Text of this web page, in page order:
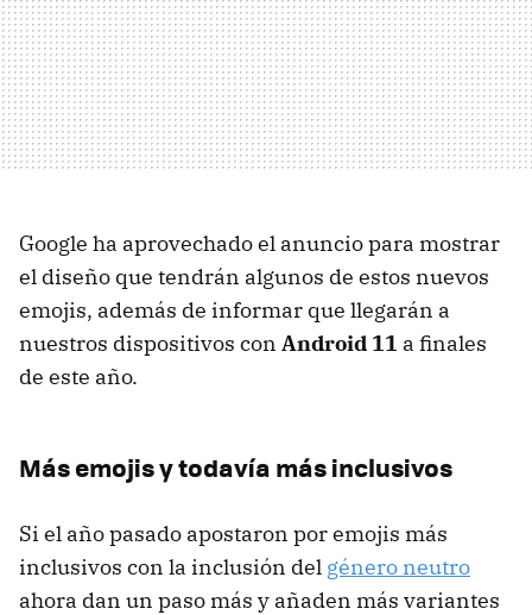
Google ha aprovechado el anuncio para mostrar
el diseño que tendrán algunos de estos nuevos
emojis, además de informar que llegarán a
nuestros dispositivos con Android 11 a finales
de este año.
Más emojis y todavía más inclusivos
Si el año pasado apostaron por emojis más
inclusivos con la inclusión del género neutro
ahora dan un paso más y añaden más variantes